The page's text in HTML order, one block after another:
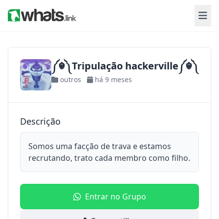
༼☬༽Tripulação hackerville༼☬༽
outros há 9 meses
Descrição
Somos uma facção de trava e estamos
recrutando, trato cada membro como filho.
Entrar no Grupo